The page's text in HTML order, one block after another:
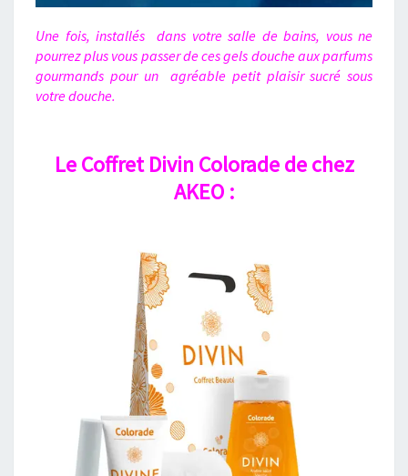
Une fois, installés dans votre salle de bains, vous ne
pourrez plus vous passerde ces gels douche aux parfums
gourmands pour un agréable petit plaisir sucré sous
votre douche.
Le Coffret Divin Colorade de chez
AKEO :